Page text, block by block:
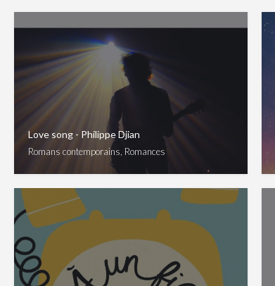
Love song - Philippe Djian
Romans contemporains, Romances